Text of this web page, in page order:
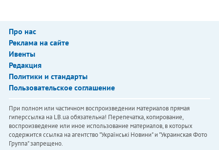
Про нас
Реклама на сайте
Ивенты
Редакция
Политики и стандарты
Пользовательское соглашение
При полном или частичном воспроизведении материалов прямая
гиперссылка на LB.ua обязательна! Перепечатка, копирование,
воспроизведение или иное использование материалов, в которых
содержится ссылка на агентство "Українськi Новини" и "Украинская Фото
Группа" запрещено.